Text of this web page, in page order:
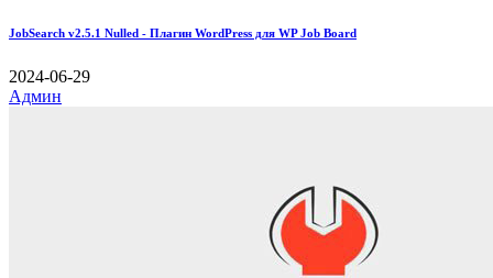
JobSearch v2.5.1 Nulled - Плагин WordPress для WP Job Board
2024-06-29
Админ